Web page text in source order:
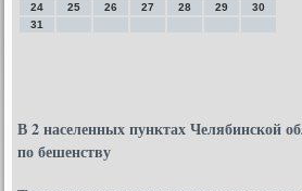
24
25 26 27 28 29
30
31
В 2 населенных пунктах Челябинской
по бешенству